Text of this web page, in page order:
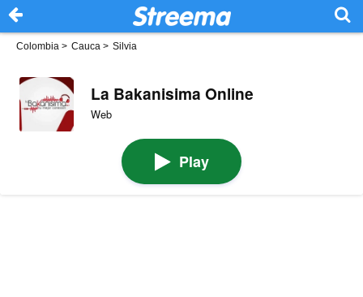
Colombia > Cauca > Silvia
La Bakanisima Online
Web
Play